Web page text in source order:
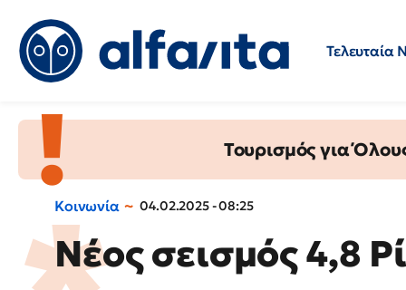
Τελευταία
Τουρισμός για
Κοινωνία 04.02.2025 - 08:25
Νέος σεισμός 4,8